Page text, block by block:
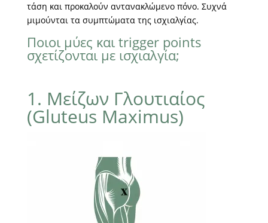
τάση και προκαλούν αντανακλώμενο πόνο. Συχνά
μιμούνται τα συμπτώματα της ισχιαλγίας.
Ποιοι μύες και trigger points
σχετίζονται με ισχιαλγία;
1. Μείζων Γλουτιαίος
(Gluteus Maximus)